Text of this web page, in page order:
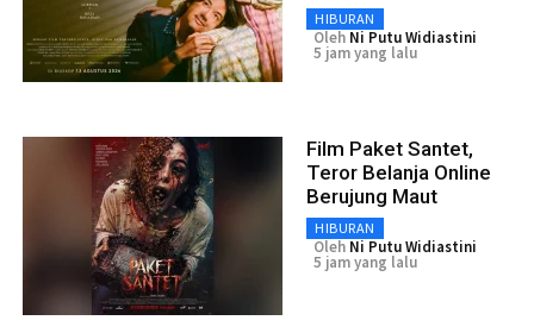
HIBURAN
Oleh Ni Putu Widiastini
5 jam yang lalu
Film Paket Santet,
Teror Belanja Online
Berujung Maut
HIBURAN
Oleh Ni Putu Widiastini
5 jam yang lalu